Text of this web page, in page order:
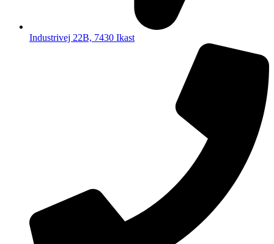
Industrivej 22B, 7430 Ikast